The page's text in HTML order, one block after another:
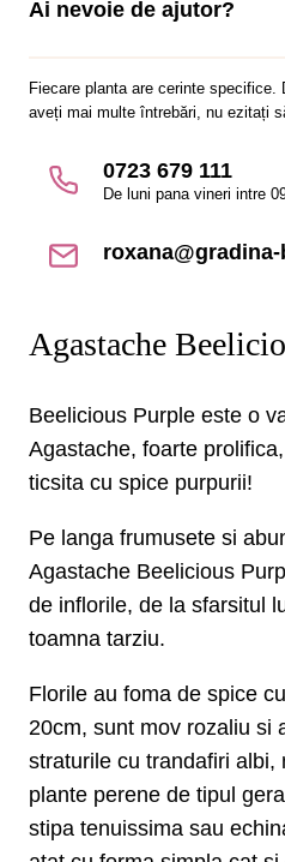
Ai nevoie de ajutor?
Fiecare planta are cerinte
aveți mai multe întrebări, nu ezitați
0723 679 111
De luni pana vineri intre
Agastache
Beelicious Purple este o
Agastache, foarte
ticsita cu spice purpurii!
Pe langa frumusete si
Agastache Beelicious
de inflorile, de la sfarsitul
toamna tarziu.
Florile au foma de spice
20cm, sunt mov rozaliu si
straturile cu trandafiri albi,
plante perene de tipul
stipa tenuissima sau